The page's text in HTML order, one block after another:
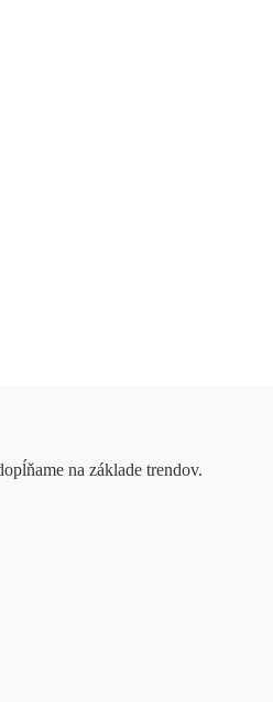
na základe trendov.